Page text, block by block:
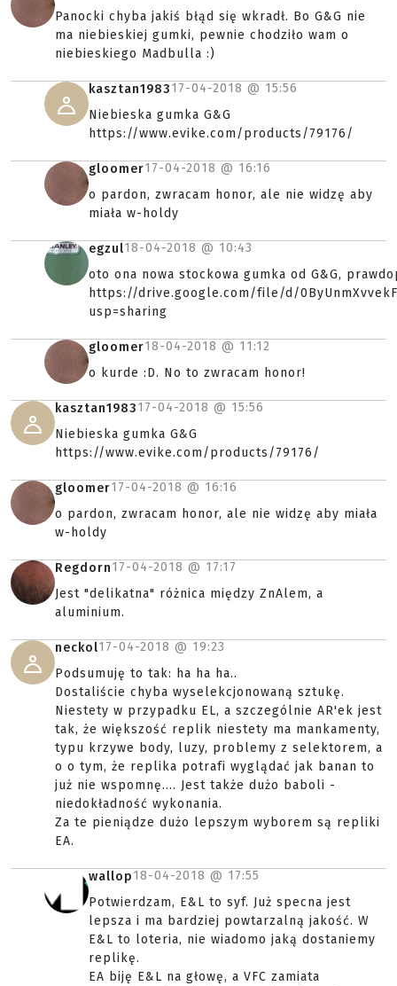
Panocki chyba jakiś błąd się wkradł. Bo G&G nie
ma niebieskiej gumki, pewnie chodziło wam o
niebieskiego Madbulla :)
kasztan198317-04-2018 @ 15:56
Niebieska gumka G&G
https://www.evike.com/products/79176/
gloomer17-04-2018 @ 16:16
o pardon, zwracam honor, ale nie widzę aby
miała w-holdy
egzul18-04-2018 @ 10:43
oto ona nowa stockowa gumka od G&G,
https://drive.google.com/file/d/
usp=sharing
gloomer18-04-2018 @ 11:12
o kurde :D. No to zwracam honor!
kasztan198317-04-2018 @ 15:56
Niebieska gumka G&G
https://www.evike.com/products/79176/
gloomer17-04-2018 @ 16:16
o pardon, zwracam honor, ale nie widzę aby miała
w-holdy
Regdorn17-04-2018 @ 17:17
Jest "delikatna" różnica między ZnAlem, a
aluminium.
neckol17-04-2018 @ 19:23
Podsumuję to tak: ha ha ha..
Dostaliście chyba wyselekcjonowaną sztukę.
Niestety w przypadku EL, a szczególnie AR'ek jest
tak, że większość replik niestety ma mankamenty,
typu krzywe body, luzy, problemy z selektorem, a
o o tym, że replika potrafi wyglądać jak banan to
już nie wspomnę.... Jest także dużo baboli -
niedokładność wykonania.
Za te pieniądze dużo lepszym wyborem są repliki
EA.
wallop18-04-2018 @ 17:55
Potwierdzam, E&L to syf. Już specna jest
lepsza i ma bardziej powtarzalną jakość. W
E&L to loteria, nie wiadomo jaką dostaniemy
replikę.
EA biję E&L na głowę, a VFC zamiata